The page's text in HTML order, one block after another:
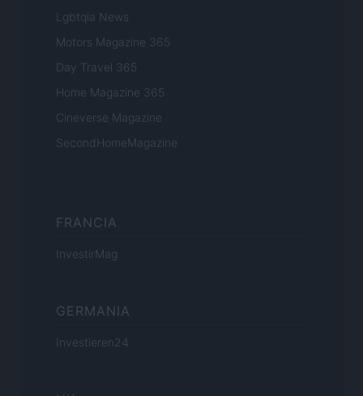
Lgbtqia News
Motors Magazine 365
Day Travel 365
Home Magazine 365
Cineverse Magazine
SecondHomeMagazine
FRANCIA
InvestirMag
GERMANIA
Investieren24